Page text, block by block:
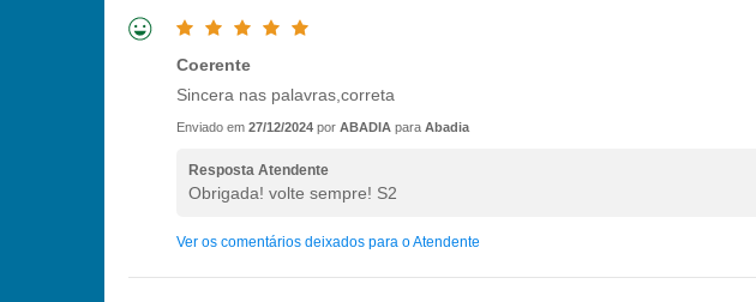
Coerente
Sincera nas palavras,correta
Enviado em 27/12/2024 por ABADIA para Abadia
Resposta Atendente
Obrigada! volte sempre! S2
Ver os comentários deixados para o Atendente